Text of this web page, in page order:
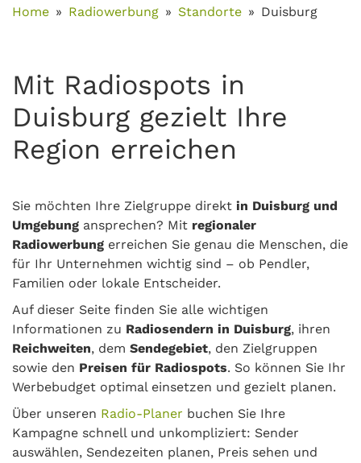
Home Radiowerbung Standorte Duisburg
Mit Radiospots in
Duisburg gezielt Ihre
Region erreichen
Sie möchten Ihre Zielgruppe direkt in Duisburg und
Umgebung ansprechen? Mit regionaler
Radiowerbung erreichen Sie genau die Menschen, die
für Ihr Unternehmen wichtig sind – ob Pendler,
Familien oder lokale Entscheider.
Auf dieser Seite finden Sie alle wichtigen
Informationen zu Radiosendern in Duisburg, ihren
Reichweiten, dem Sendegebiet, den Zielgruppen
sowie den Preisen für Radiospots. So können Sie Ihr
Werbebudget optimal einsetzen und gezielt planen.
Über unseren Radio-Planer buchen Sie Ihre
Kampagne schnell und unkompliziert: Sender
auswählen, Sendezeiten planen, Preis sehen und